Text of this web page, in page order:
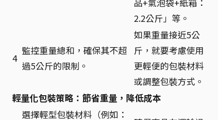
2.2公斤」等。
4
監控重量總和，確保其不超
過5公斤的限制。
如果重量接近5公
斤，就要考慮使用
更輕便的包裝材料
或調整包裝方式。
輕量化包裝策略：節省重量，降低成本
選擇輕型包裝材料（例如：